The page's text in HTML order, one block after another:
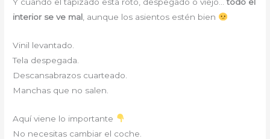
interior se ve mal , aunque los asientos estén bien
Vinil levantado.
Tela despegada.
Descansabrazos cuarteado.
Manchas que no salen.
Aquí viene lo importante
No necesitas cambiar el coche.